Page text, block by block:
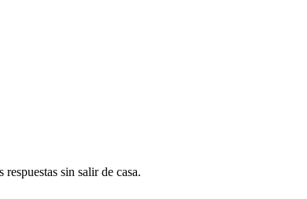
sin salir de casa.